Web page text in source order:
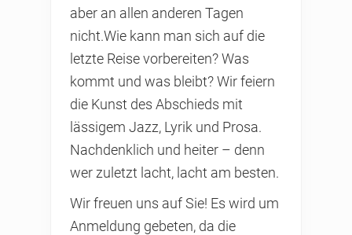
aber an allen anderen Tagen
nicht.Wie kann man sich auf die
letzte Reise vorbereiten? Was
kommt und was bleibt? Wir feiern
die Kunst des Abschieds mit
lässigem Jazz, Lyrik und Prosa.
Nachdenklich und heiter – denn
wer zuletzt lacht, lacht am besten.
Wir freuen uns auf Sie! Es wird um
Anmeldung gebeten, da die